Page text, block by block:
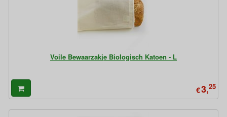
Voile Bewaarzakje Biologisch Katoen - L
€3,25